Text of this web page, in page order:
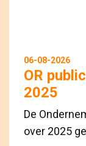
06-08-2026
OR
2025
De
over 2025